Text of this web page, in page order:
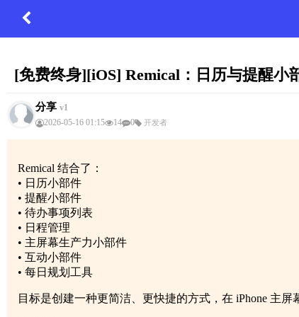
[免费终身][iOS] Remical：日历与提醒小
分享 v1
2026-05-16 01:15
14 0 开发者
Remical 结合了：
• 日历小部件
• 提醒小部件
• 待办事项列表
• 日程管理
• 主屏幕生产力小部件
• 互动小部件
• 每日规划工具
目标是创建一种更简洁、更快捷的方式，在 iPhone 主